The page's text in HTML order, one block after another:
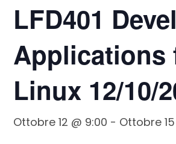
LFD401
Applications
Linux 12/10/
Ottobre 12 @ 9:00 - Ottobre 15